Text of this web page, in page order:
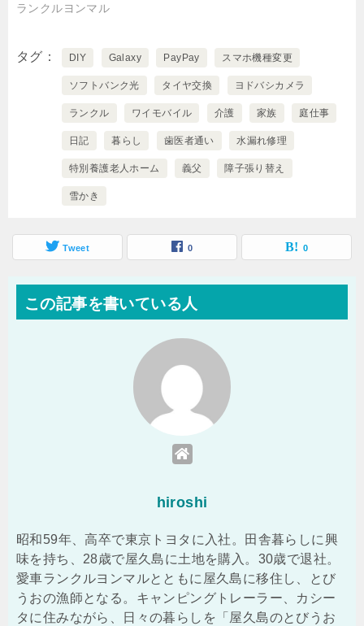
ランクルヨンマル
タグ DIY Galaxy PayPay スマホ機種変更
ソフトバンク光 タイヤ交換 ヨドバシカメラ
ランクル ワイモバイル 介護 家族 庭仕事
日記 暮らし 歯医者通い 水漏れ修理
特別養護老人ホーム 義父 障子張り替え
雪かき
Tweet 0 0
この記事を書いている人
hiroshi
昭和59年、高卒で東京トヨタに入社。田舎暮らしに興
味を持ち、28歳で屋久島に土地を購入。30歳で退社。
愛車ランクルヨンマルとともに屋久島に移住し、とび
うおの漁師となる。キャンピングトレーラー、カシー
タに住みながら、日々の暮らしを「屋久島のとびうお